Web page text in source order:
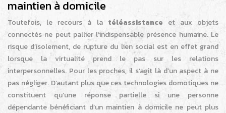
maintien à domicile
Toutefois, le recours à la téléassistance et aux objets
connectés ne peut pallier l’indispensable présence humaine. Le
risque d’isolement, de rupture du lien social est en effet grand
lorsque la virtualité prend le pas sur les relations
interpersonnelles. Pour les proches, il s’agit là d’un aspect à ne
pas négliger. D’autant plus que ces technologies domotiques ne
constituent qu’une réponse partielle si une personne
dépendante bénéficiant d’un maintien à domicile ne peut plus